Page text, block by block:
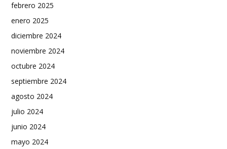
febrero 2025
enero 2025
diciembre 2024
noviembre 2024
octubre 2024
septiembre 2024
agosto 2024
julio 2024
junio 2024
mayo 2024